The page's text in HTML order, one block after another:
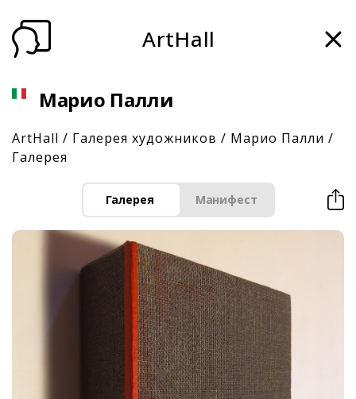
ArtHall
Марио Палли
ArtHall / Галерея художников / Марио Палли /
Галерея
Галерея Манифест